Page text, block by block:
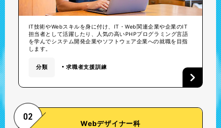
IT技術やWebスキルを身に付け、IT・Web関連企業や企業のIT
担当者として活躍したり、人気の高いPHPプログラミング言語
を学んでシステム開発企業やソフトウェア企業への就職を目指
します。
分類 求職者支援訓練
02
Webデザイナー科